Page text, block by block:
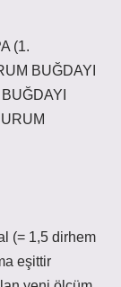
(1.
BUĞDAYI
(= 1,5 dirhem
eşittir